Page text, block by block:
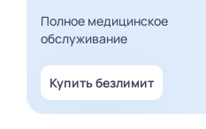
Полное медицинское
обслуживание
Купить безлимит